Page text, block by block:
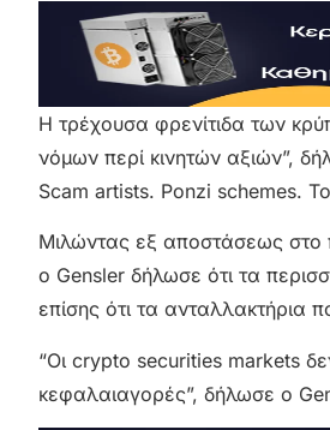
Η τρέχουσα φρενίτιδα των
νόμων περί κινητών αξιών”,
Scam artists. Ponzi schemes. Το
Μιλώντας εξ αποστάσεως στο
ο Gensler δήλωσε ότι τα
επίσης ότι τα ανταλλακτήρια
“Οι crypto securities markets
κεφαλαιαγορές”, δήλωσε ο